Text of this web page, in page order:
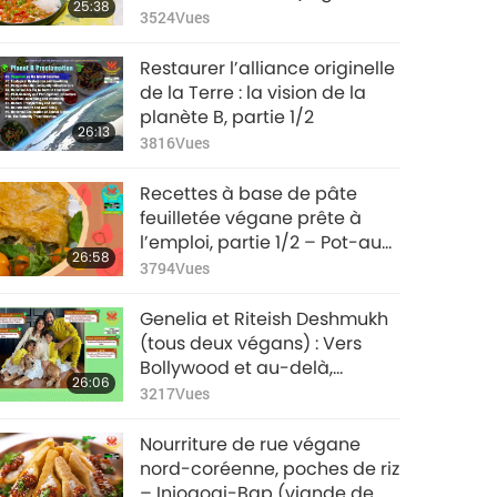
25:38
bananes plantains)
3524Vues
26:13
Restaurer l’alliance originelle
de la Terre : la vision de la
planète B, partie 1/2
3816Vues
26:58
Recettes à base de pâte
feuilletée végane prête à
l’emploi, partie 1/2 – Pot-au-
feu végan aux champignons
3794Vues
26:06
Genelia et Riteish Deshmukh
(tous deux végans) : Vers
Bollywood et au-delà,
imaginer l’avenir, partie 1/2
3217Vues
Nourriture de rue végane
nord-coréenne, poches de riz